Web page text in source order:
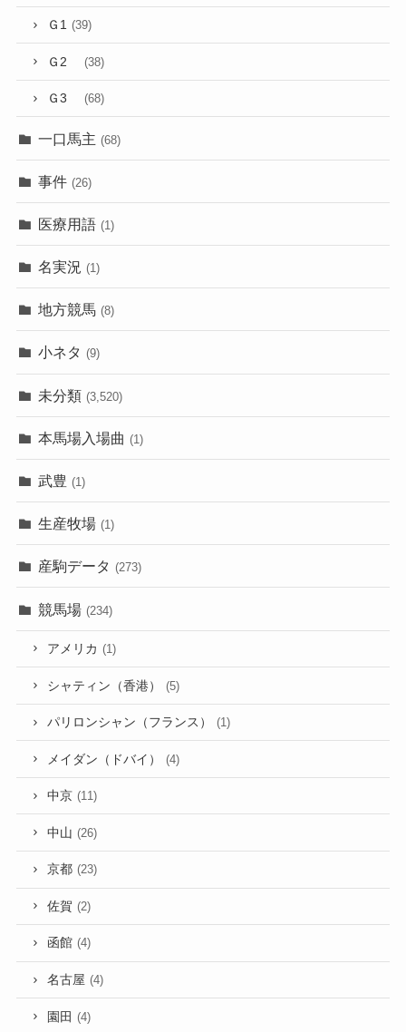
Ｇ1 (39)
Ｇ2 (38)
Ｇ3 (68)
一口馬主 (68)
事件 (26)
医療用語 (1)
名実況 (1)
地方競馬 (8)
小ネタ (9)
未分類 (3,520)
本馬場入場曲 (1)
武豊 (1)
生産牧場 (1)
産駒データ (273)
競馬場 (234)
アメリカ (1)
シャティン（香港） (5)
パリロンシャン（フランス） (1)
メイダン（ドバイ） (4)
中京 (11)
中山 (26)
京都 (23)
佐賀 (2)
函館 (4)
名古屋 (4)
園田 (4)